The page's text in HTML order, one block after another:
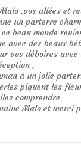
,vos allées et
un parterre
beau monde
avec des beaux
vos déboires avec
,
à un jolie
piquent les
comprendre
Malo et merci